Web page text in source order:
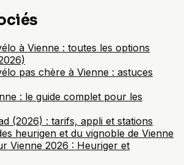
à Vienne : toutes les options
pas chère à Vienne : astuces
: le guide complet pour les
(2026) : tarifs, appli et stations
heurigen et du vignoble de Vienne
Vienne 2026 : Heuriger et